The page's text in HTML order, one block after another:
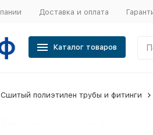
Доставка и оплата
Каталог товаров
Сшитый полиэтилен трубы и фитинги